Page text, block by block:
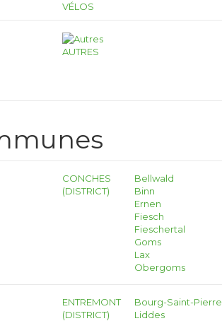
VÉLOS
AUTRES
CONCHES
(DISTRICT)
Bellwald
Binn
Ernen
Fiesch
Fieschertal
Goms
Lax
Obergoms
ENTREMONT
(DISTRICT)
Bourg-Saint-Pierre
Liddes